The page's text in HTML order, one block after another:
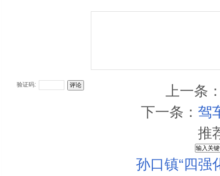
验证码:
上一条
下一条： 驾
推
孙口镇“四强